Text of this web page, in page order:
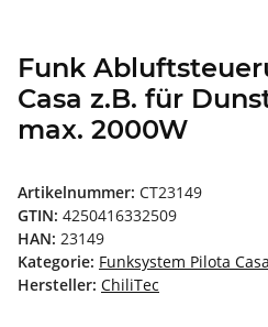
Funk
Casa z.B. für
max. 2000W
Artikelnummer: CT23149
GTIN: 4250416332509
HAN: 23149
Kategorie: Funksystem Pilota Casa
Hersteller: ChiliTec